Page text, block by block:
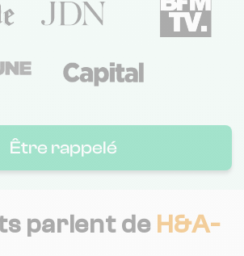
Être rappelé
parlent de H&A-